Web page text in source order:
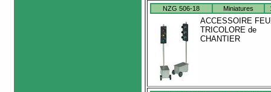
NZG 506-18 Miniatures
ACCESSOIRE
TRICOLORE de
CHANTIER